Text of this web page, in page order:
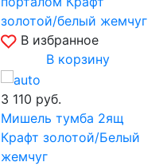
золотой/белый жемчуг
В избранное
В корзину
3 110 руб.
Мишель тумба 2ящ
Крафт золотой/Белый
жемчуг